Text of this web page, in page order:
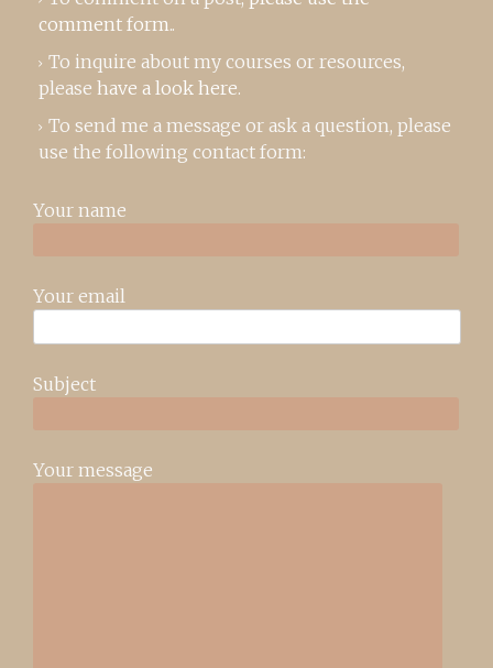
comment form..
To inquire about my courses or resources,
please have a look here.
To send me a message or ask a question, please
use the following contact form:
Your name
Your email
Subject
Your message